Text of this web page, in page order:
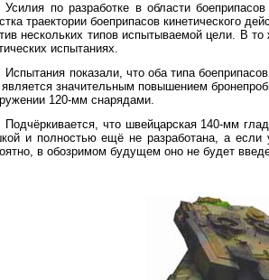
Усилия по разработке в области
траектории боеприпасов кинетического
нескольких типов испытываемой цели. В
испытаниях.
Испытания показали, что оба типа
является значительным повышением
120-мм снарядами.
Подчёркивается, что швейцарская 140-мм
и полностью ещё не разработана, а если
в обозримом будущем оно не будет